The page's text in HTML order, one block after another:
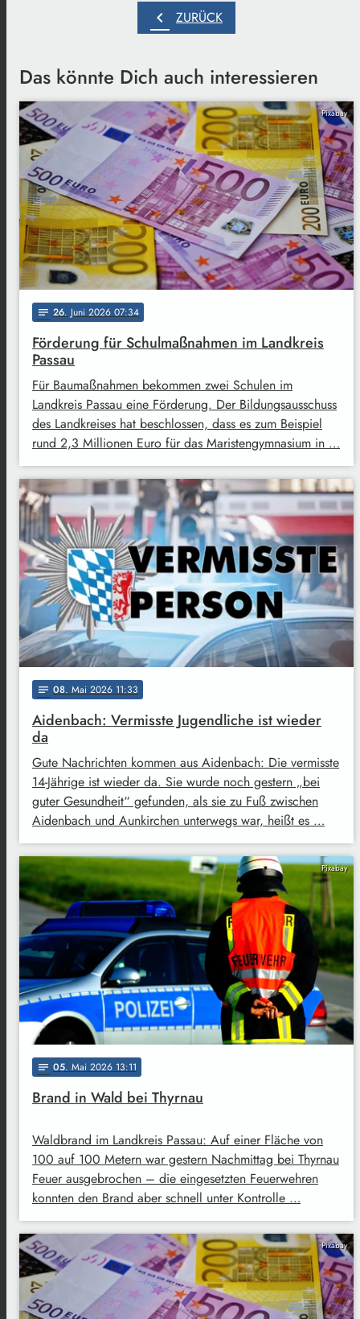
chevron_left ZURÜCK
Das könnte Dich auch interessieren
Pixabay
notes 26. Juni 2026 07:34
Förderung für Schulmaßnahmen im Landkreis
Passau
Für Baumaßnahmen bekommen zwei Schulen im
Landkreis Passau eine Förderung. Der Bildungsausschuss
des Landkreises hat beschlossen, dass es zum Beispiel
rund 2,3 Millionen Euro für das Maristengymnasium in …
notes 08. Mai 2026 11:33
Aidenbach: Vermisste Jugendliche ist wieder
da
Gute Nachrichten kommen aus Aidenbach: Die vermisste
14-Jährige ist wieder da. Sie wurde noch gestern „bei
guter Gesundheit“ gefunden, als sie zu Fuß zwischen
Aidenbach und Aunkirchen unterwegs war, heißt es …
Pixabay
notes 05. Mai 2026 13:11
Brand in Wald bei Thyrnau
Waldbrand im Landkreis Passau: Auf einer Fläche von
100 auf 100 Metern war gestern Nachmittag bei Thyrnau
Feuer ausgebrochen – die eingesetzten Feuerwehren
konnten den Brand aber schnell unter Kontrolle …
Pixabay